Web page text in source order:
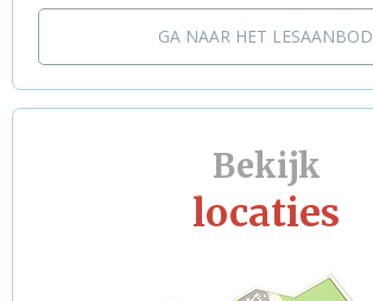
GA NAAR HET LESAANBOD
Bekijk
locaties